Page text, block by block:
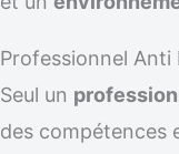
Professionnel Anti
Seul un
des compétences